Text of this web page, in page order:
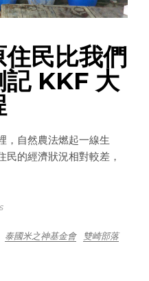
民比我們
KKF 大
，自然農法燃起一線生
的經濟狀況相對較差，
泰國米之神基金會 雙崎部落